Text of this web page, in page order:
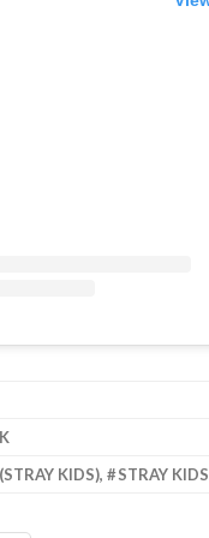
KIDS), STRAY KIDS